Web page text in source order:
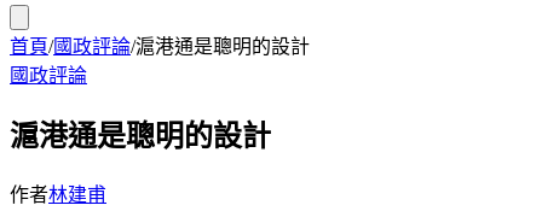
首頁/國政評論/滬港通是聰明的設計
國政評論
滬港通是聰明的設計
作者林建甫